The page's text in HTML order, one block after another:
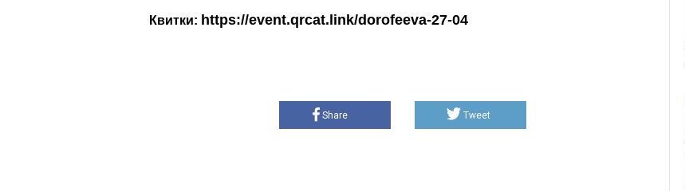
Квитки: https://event.qrcat.link/dorofeeva-27-04
Share Tweet